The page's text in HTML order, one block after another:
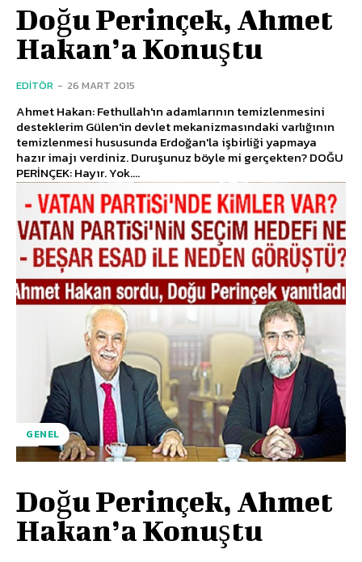
Doğu Perinçek, Ahmet
Hakan’a Konuştu
EDITÖR - 26 MART 2015
Ahmet Hakan: Fethullah'ın adamlarının temizlenmesini
desteklerim Gülen'in devlet mekanizmasındaki varlığının
temizlenmesi hususunda Erdoğan'la işbirliği yapmaya
hazır imajı verdiniz. Duruşunuz böyle mi gerçekten? DOĞU
PERİNÇEK: Hayır. Yok....
GENEL
Doğu Perinçek, Ahmet
Hakan’a Konuştu